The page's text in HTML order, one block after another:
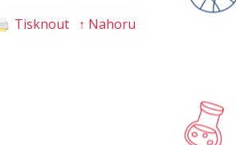
Tisknout ↑ Nahoru